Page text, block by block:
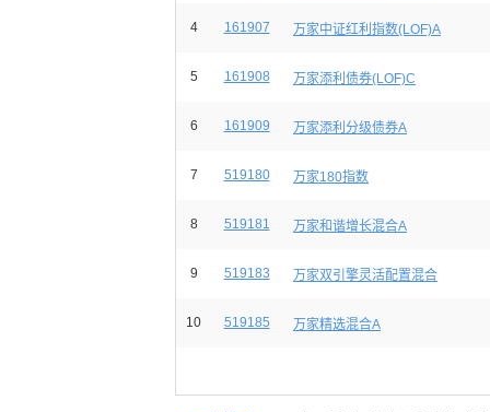
4 161907 万家中证红利指数(LOF)A
5 161908 万家添利债券(LOF)C
6 161909 万家添利分级债券A
7 519180 万家180指数
8 519181 万家和谐增长混合A
9 519183 万家双引擎灵活配置混合
10 519185 万家精选混合A